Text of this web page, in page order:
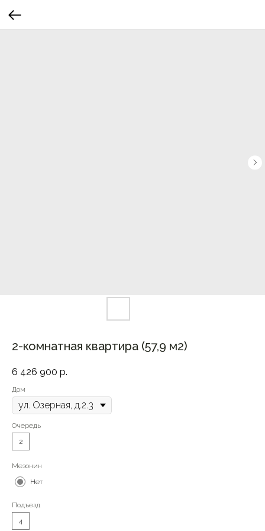
2-комнатная квартира (57,9 м2)
6 426 900 р.
Дом
Очередь
2
Мезонин
Нет
Подъезд
4